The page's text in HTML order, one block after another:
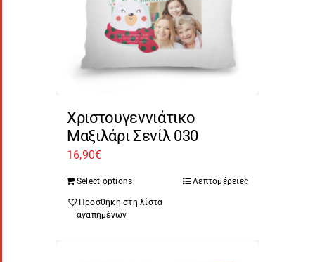
Χριστουγεννιάτικο
Μαξιλάρι Σενίλ 030
16,90€
Select options Λεπτομέρειες
Προσθήκη στη λίστα
αγαπημένων